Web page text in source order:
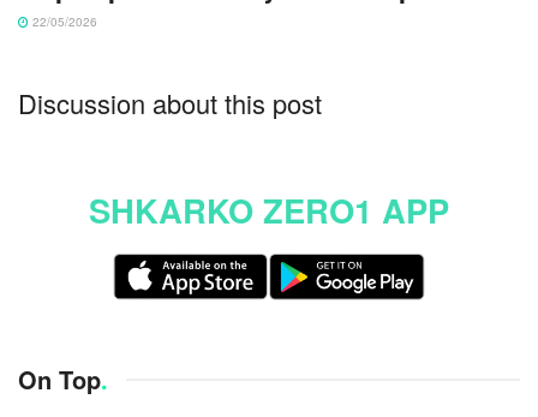
22/05/2026
Discussion about this post
SHKARKO ZERO1 APP
On Top.